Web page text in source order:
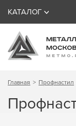
КАТАЛОГ
Главная Профнастил